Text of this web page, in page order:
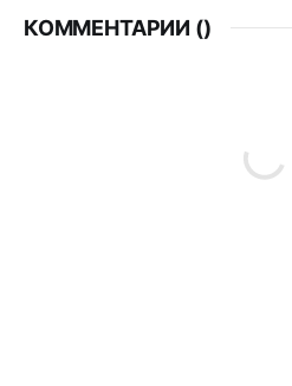
КОММЕНТАРИИ ()